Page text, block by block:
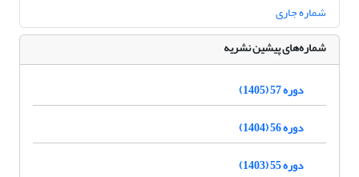
شماره جاری
شماره‌های پیشین نشریه
دوره 57 (1405)
دوره 56 (1404)
دوره 55 (1403)